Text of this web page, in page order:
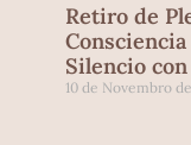
Retiro de
Silencio
10 de Novembro